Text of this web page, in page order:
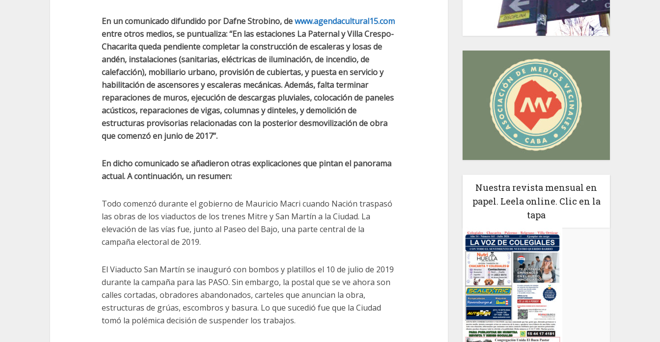
En un comunicado difundido por Dafne Strobino, dewww.agendacultural15.com
entre otros medios, se puntualiza: “En las estaciones La Paternal y Villa Crespo-
Chacarita queda pendiente completar la construcción de escaleras y losas de
andén, instalaciones (sanitarias, eléctricas de iluminación, de incendio, de
calefacción), mobiliario urbano, provisión de cubiertas, y puesta en servicio y
habilitación de ascensores y escaleras mecánicas. Además, falta terminar
reparaciones de muros, ejecución de descargas pluviales, colocación de paneles
acústicos, reparaciones de vigas, columnas y dinteles, y demolición de
estructuras provisorias relacionadas con la posterior desmovilización de obra
que comenzó en junio de 2017”.
En dicho comunicado se añadieron otras explicaciones que pintan el panorama
actual. A continuación, un resumen:
Todo comenzó durante el gobierno de Mauricio Macri cuando Nación traspasó
las obras de los viaductos de los trenes Mitre y San Martín a la Ciudad. La
elevación de las vías fue, junto al Paseo del Bajo, una parte central de la
campaña electoral de 2019.
El Viaducto San Martín se inauguró con bombos y platillos el 10 de julio de 2019
durante la campaña para las PASO. Sin embargo, la postal que se ve ahora son
calles cortadas, obradores abandonados, carteles que anuncian la obra,
estructuras de grúas, escombros y basura. Lo que sucedió fue que la Ciudad
tomó la polémica decisión de suspender los trabajos.
Nuestra revista mensual en
papel. Leela online. Clic en la
tapa